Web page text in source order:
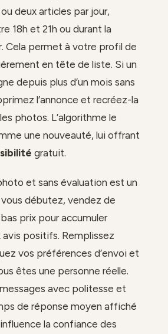
deux articles par jour,
18h et 21h ou durant la
Cela permet à votre profil de
en tête de liste. Si un
depuis plus d’un mois sans
l’annonce et recréez-la
photos. L’algorithme le
une nouveauté, lui offrant
gratuit.
et sans évaluation est un
débutez, vendez de
prix pour accumuler
positifs. Remplissez
vos préférences d’envoi et
êtes une personne réelle.
avec politesse et
de réponse moyen affiché
la confiance des